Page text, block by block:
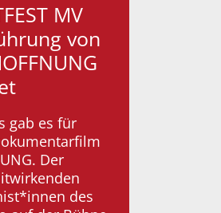
MV
von
gab es für
Der
des